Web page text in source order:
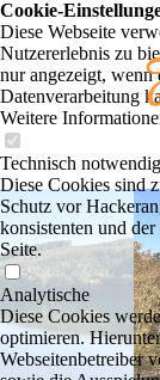
Cookie-
Diese Webseite
Nutzererlebnis zu
nur angezeigt,
Datenverarbeitung
Weitere
Technisch
Diese Cookies sind
Schutz vor
konsistenten und
Seite.
Analytische
Diese Cookies
optimieren.
Webseitenbetreiber